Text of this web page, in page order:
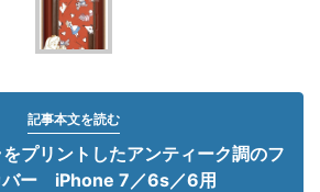
記事本文を読む
プリントしたアンティーク調のフ
バー iPhone 7／6s／6用